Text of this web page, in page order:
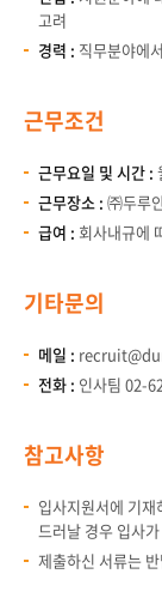
고려
경력 : 직무분야에
근무조건
근무요일 및 시간 :
근무장소 : ㈜두루
급여 : 회사내규에
기타문의
메일 :
전화 : 인사팀 02-
참고사항
입사지원서에 기
드러날 경우 입사
제출하신 서류는